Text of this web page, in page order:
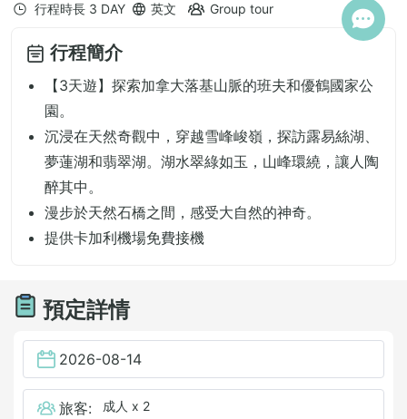
行程時長 3 DAY 英文 Group tour
行程簡介
【3天遊】探索加拿大落基山脈的班夫和優鶴國家公
園。
沉浸在天然奇觀中，穿越雪峰峻嶺，探訪露易絲湖、
夢蓮湖和翡翠湖。湖水翠綠如玉，山峰環繞，讓人陶
醉其中。
漫步於天然石橋之間，感受大自然的神奇。
提供卡加利機場免費接機
預定詳情
2026-08-14
旅客: 成人 x 2